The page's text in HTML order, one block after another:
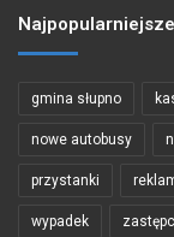
gmina słupno
nowe autobusy
przystanki
wypadek